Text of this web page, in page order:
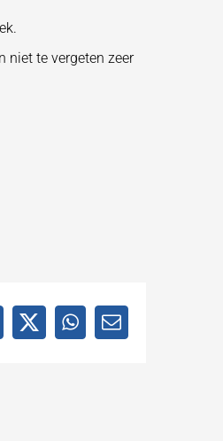
niet te vergeten zeer
X WhatsApp
E-